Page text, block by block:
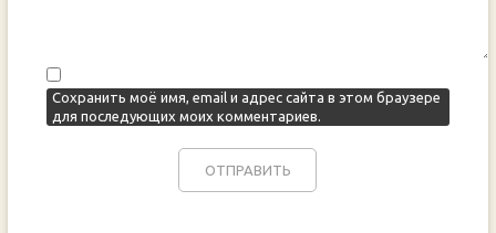
Сохранить моё имя, email и адрес сайта в этом браузере
для последующих моих комментариев.